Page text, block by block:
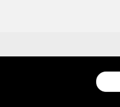
Conduct
a
search